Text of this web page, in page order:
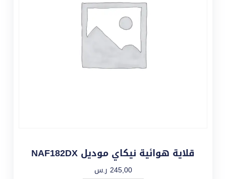
قلاية هوائية نيكاي موديل NAF182DX
245,00 ر.س